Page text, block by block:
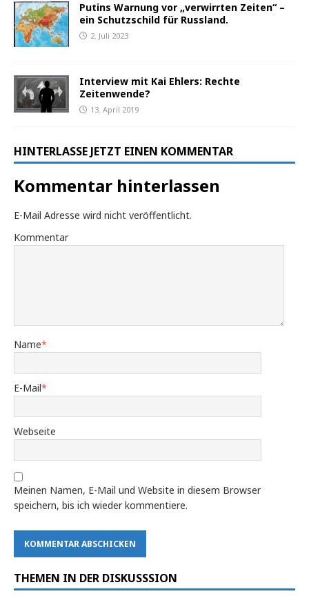
Putins Warnung vor „verwirrten Zeiten“ –
ein Schutzschild für Russland.
2. Juli 2023
Interview mit Kai Ehlers: Rechte
Zeitenwende?
13. April 2019
HINTERLASSE JETZT EINEN KOMMENTAR
Kommentar hinterlassen
E-Mail Adresse wird nicht veröffentlicht.
Kommentar
Name*
E-Mail*
Webseite
Meinen Namen, E-Mail und Website in diesem Browser
speichern, bis ich wieder kommentiere.
THEMEN IN DER DISKUSSSION